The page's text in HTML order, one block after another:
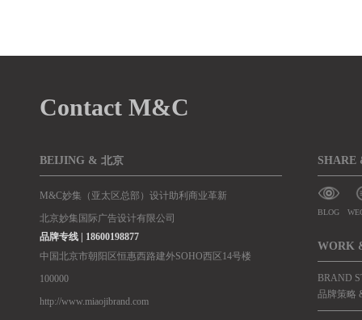
Contact M&C
BEIJING & 北京
M&C妙集（亚太区总部）设计助利商业革新
北京妙集国际广告设计有限公司
品牌专线 | 18600198877
中国北京市朝阳区恒惠西路建外SOHO西区14号楼
100000
http://www.miaojibrand.com
SHARE
BLOG
WORK
BRAND
品牌策略